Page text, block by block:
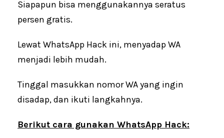
Siapapun bisa menggunakannya seratus
persen gratis.
Lewat WhatsApp Hack ini, menyadap WA
menjadi lebih mudah.
Tinggal masukkan nomor WA yang ingin
disadap, dan ikuti langkahnya.
Berikut cara gunakan WhatsApp Hack: